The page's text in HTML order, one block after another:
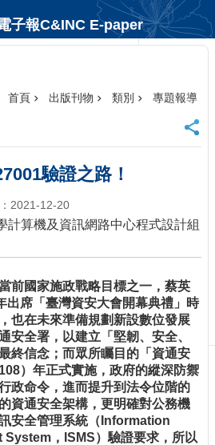
子報C&INC E-paper
首頁 出版刊物 類別 專題報導
驗證之路！
2021-12-20
計算機及資訊網路中心程式設計組
前國家施政戰略目標之一，蔡英
出席「臺灣資安大會開幕典禮」時
也在未來準備規劃新設數位發展
安全署，以建立「堅韌、安全、
終信念；而眾所矚目的「資通安
）年正式實施，政府的縱深防禦
政命令，進而提升到法令位階的
資通安全架構，更明確對公務機
安全管理系統（Information
，ISMS）驗證要求，所以